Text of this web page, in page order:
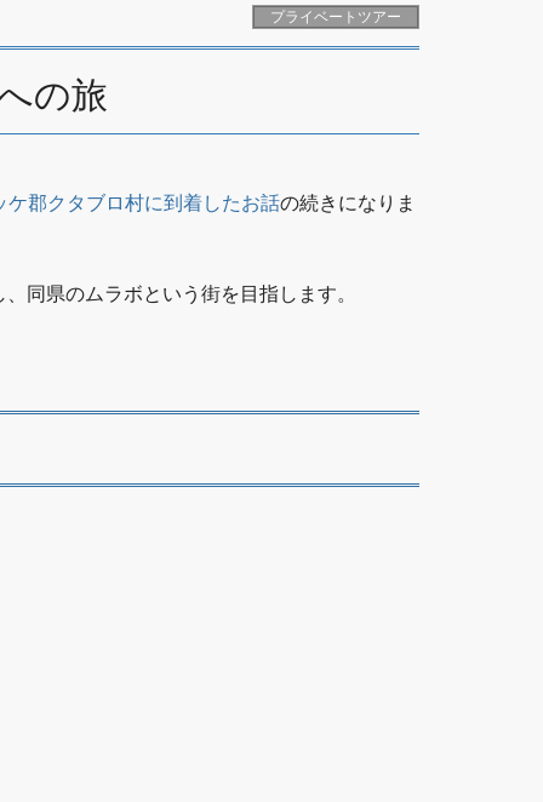
プライベートツアー
の旅
郡クタブロ村に到着したお話の続きになりま
同県のムラボという街を目指します。